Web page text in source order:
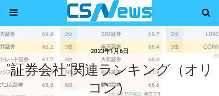
2023年1月6日
”証券会社”関連ランキング（オリ
コン）